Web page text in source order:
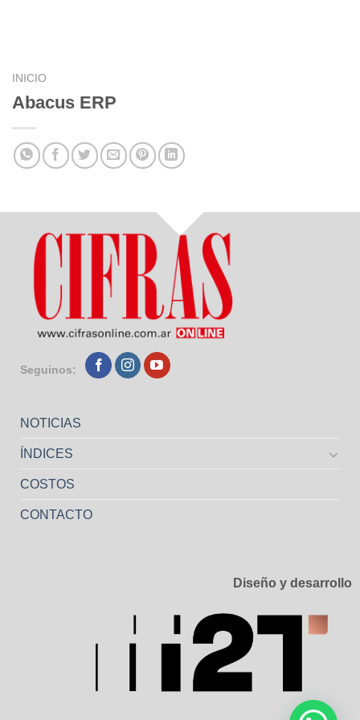
INICIO
Abacus ERP
Seguinos:
NOTICIAS
ÍNDICES
COSTOS
CONTACTO
Diseño y desarrollo